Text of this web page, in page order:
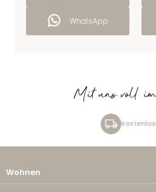
WhatsApp
Mit uns voll
Kostenlose
Wohnen